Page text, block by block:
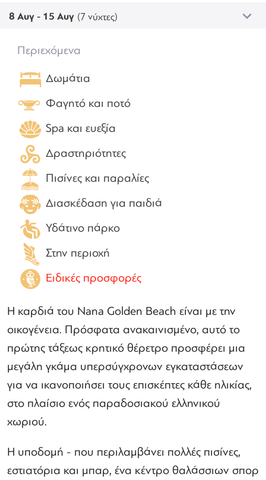
8 Αυγ - 15 Αυγ (7 νύχτες)
Περιεχόμενα
Δωμάτια
Φαγητό και ποτό
Spa και ευεξία
Δραστηριότητες
Πισίνες και παραλίες
Διασκέδαση για παιδιά
Υδάτινο πάρκο
Στην περιοχή
Ειδικές προσφορές
Η καρδιά του Nana Golden Beach είναι με την
οικογένεια. Πρόσφατα ανακαινισμένο, αυτό το
πρώτης τάξεως κρητικό θέρετρο προσφέρει μια
μεγάλη γκάμα υπερσύγχρονων εγκαταστάσεων
για να ικανοποιήσει τους επισκέπτες κάθε ηλικίας,
στο πλαίσιο ενός παραδοσιακού ελληνικού
χωριού.
Η υποδομή - που περιλαμβάνει πολλές πισίνες,
εστιατόρια και μπαρ, ένα κέντρο θαλάσσιων σπορ